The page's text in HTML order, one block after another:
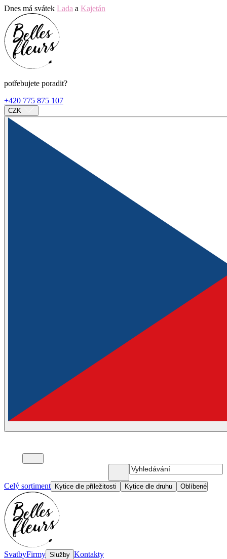
Dnes má svátek Lada a Kajetán
potřebujete poradit?
+420 775 875 107
CZK
Celý sortiment Kytice dle příležitosti Kytice dle druhu Oblíbené
SvatbyFirmy Služby Kontakty